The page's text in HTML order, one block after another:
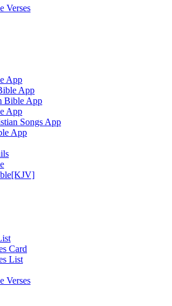
Verses
App
App
Bible App
App
Songs App
App
Card
List
Verses